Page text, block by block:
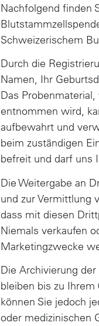
Nachfolgend finden
Schweizerischem
Durch die
Namen, Ihr
Das
entnommen wird,
aufbewahrt und
beim zuständigen
befreit und darf uns
Die Weitergabe an
und zur Vermittlung
dass mit diesen
Niemals verkaufen
Marketingzwecke
Die Archivierung
bleiben bis zu
können Sie jedoch
oder medizinischen